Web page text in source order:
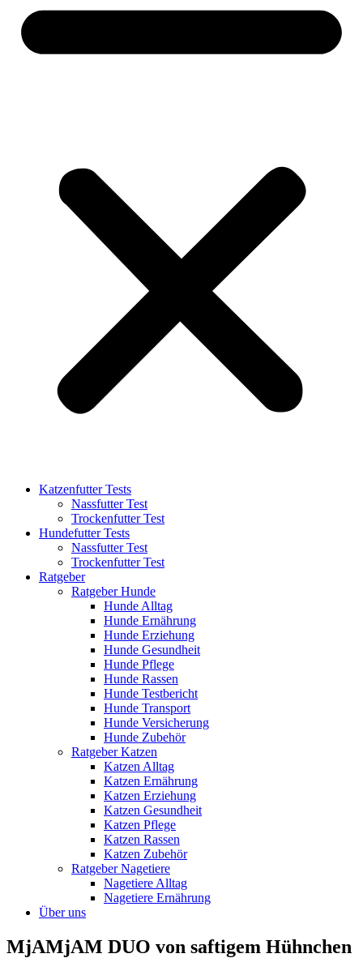
Katzenfutter Tests
Nassfutter Test
Trockenfutter Test
Hundefutter Tests
Nassfutter Test
Trockenfutter Test
Ratgeber
Ratgeber Hunde
Hunde Alltag
Hunde Ernährung
Hunde Erziehung
Hunde Gesundheit
Hunde Pflege
Hunde Rassen
Hunde Testbericht
Hunde Transport
Hunde Versicherung
Hunde Zubehör
Ratgeber Katzen
Katzen Alltag
Katzen Ernährung
Katzen Erziehung
Katzen Gesundheit
Katzen Pflege
Katzen Rassen
Katzen Zubehör
Ratgeber Nagetiere
Nagetiere Alltag
Nagetiere Ernährung
Über uns
MjAMjAM DUO von saftigem Hühnchen